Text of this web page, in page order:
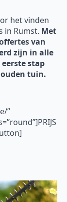
het vinden
in Rumst. Met
van
zijn in alle
stap
tuin.
”